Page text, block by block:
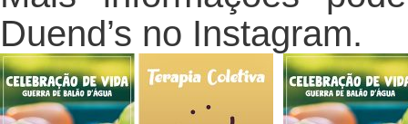
Duend’s no Instagram.